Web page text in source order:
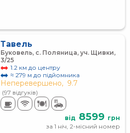
Тавель
Буковель, с. Поляница, уч. Щивки,
3/25
1.2 км до центру
≈ 279 м до підйомника
Неперевершено, 9.7
(97 відгуків)
від 8599 грн
за 1 ніч, 2-місний номер